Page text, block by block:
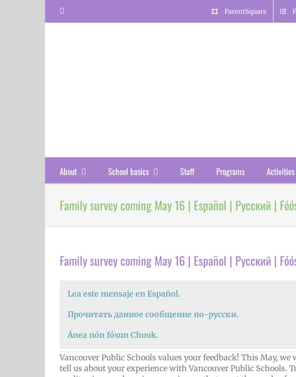
ParentSquare
About School basics Staff Programs Activities
Family survey coming May 16 | Español | Русский |
Family survey coming May 16 | Español | Русский |
Lea este mensaje en Español.
Прочитать данное сообщение по-русски.
Ánea nón fósun Chuuk.
Vancouver Public Schools values your feedback! This May,
tell us about your experience with Vancouver Public Schools.